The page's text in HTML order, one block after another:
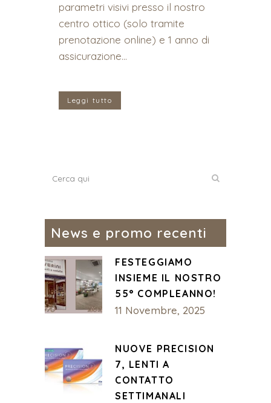
parametri visivi presso il nostro
centro ottico (solo tramite
prenotazione online) e 1 anno di
assicurazione...
Leggi tutto
News e promo recenti
FESTEGGIAMO
INSIEME IL NOSTRO
55° COMPLEANNO!
11 Novembre, 2025
NUOVE PRECISION
7, LENTI A
CONTATTO
SETTIMANALI